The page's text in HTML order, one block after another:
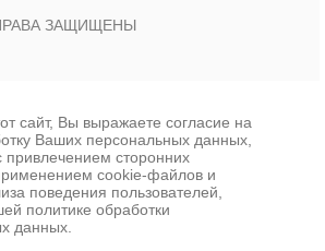
ЗАЩИЩЕНЫ
сайт, Вы выражаете согласие на
Ваших персональных данных,
привлечением сторонних
cookie-файлов и
поведения пользователей,
политике обработки
данных.